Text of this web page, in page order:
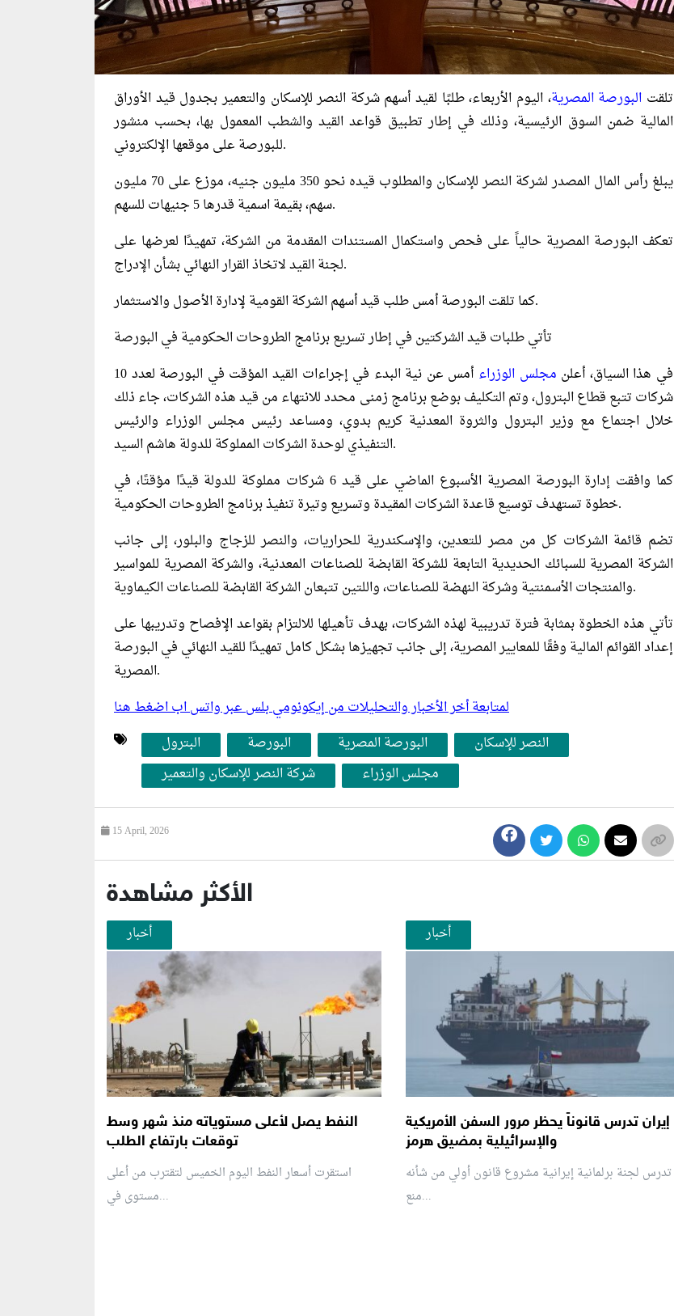
تلقت البورصة المصرية، اليوم الأربعاء، طلبًا لقيد أسهم شركة النصر للإسكان والتعمير بجدول قيد الأوراق
المالية ضمن السوق الرئيسية، وذلك في إطار تطبيق قواعد القيد والشطب المعمول بها، بحسب منشور
للبورصة على موقعها الإلكتروني.
يبلغ رأس المال المصدر لشركة النصر للإسكان والمطلوب قيده نحو 350 مليون جنيه، موزع على 70 مليون
سهم، بقيمة اسمية قدرها 5 جنيهات للسهم.
تعكف البورصة المصرية حالياً على فحص واستكمال المستندات المقدمة من الشركة، تمهيدًا لعرضها على
لجنة القيد لاتخاذ القرار النهائي بشأن الإدراج.
كما تلقت البورصة أمس طلب قيد أسهم الشركة القومية لإدارة الأصول والاستثمار.
تأتي طلبات قيد الشركتين في إطار تسريع برنامج الطروحات الحكومية في البورصة
في هذا السياق، أعلن مجلس الوزراء
أمس عن نية البدء في إجراءات القيد المؤقت في البورصة لعدد 10
شركات تتبع قطاع البترول، وتم التكليف بوضع برنامج زمنى محدد للانتهاء من قيد هذه الشركات، جاء ذلك
خلال اجتماع مع وزير البترول والثروة المعدنية كريم بدوي، ومساعد رئيس مجلس الوزراء والرئيس
التنفيذي لوحدة الشركات المملوكة للدولة هاشم السيد.
كما وافقت إدارة البورصة المصرية الأسبوع الماضي على قيد 6 شركات مملوكة للدولة قيدًا مؤقتًا، في
خطوة تستهدف توسيع قاعدة الشركات المقيدة وتسريع وتيرة تنفيذ برنامج الطروحات الحكومية.
تضم قائمة الشركات كل من مصر للتعدين، والإسكندرية للحراريات، والنصر للزجاج والبلور، إلى جانب
الشركة المصرية للسبائك الحديدية التابعة للشركة القابضة للصناعات المعدنية، والشركة المصرية للمواسير
والمنتجات الأسمنتية وشركة النهضة للصناعات، واللتين تتبعان الشركة القابضة للصناعات الكيماوية.
تأتي هذه الخطوة بمثابة فترة تدريبية لهذه الشركات، بهدف تأهيلها للالتزام بقواعد الإفصاح وتدريبها على
إعداد القوائم المالية وفقًا للمعايير المصرية، إلى جانب تجهيزها بشكل كامل تمهيدًا للقيد النهائي في البورصة
المصرية.
لمتابعة أخر الأخبار والتحليلات من إيكونومي بلس عبر واتس اب اضغط هنا
البترول
البورصة البورصة المصرية
النصر للإسكان
شركة النصر للإسكان والتعمير
مجلس الوزراء
15 April, 2026
الأكثر مشاهدة
أخبار
النفط يصل لأعلى مستوياته منذ شهر وسط
توقعات بارتفاع الطلب
استقرت أسعار النفط اليوم الخميس لتقترب من أعلى
مستوى في...
أخبار
إيران تدرس قانوناً يحظر مرور السفن الأمريكية
والإسرائيلية بمضيق هرمز
تدرس لجنة برلمانية إيرانية مشروع قانون ⁠أولي من شأنه
منع...